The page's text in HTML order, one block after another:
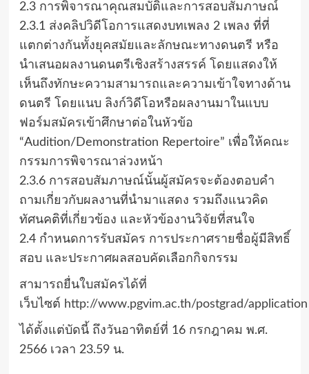
2.3 การพิจารณาคุณสมบัติและการสอบสัมภาษณ์
2.3.1 ส่งคลิปวิดีโอการแสดงบทเพลง 2 เพลง ที่ที่
แตกต่างกันทั้งยุคสมัยและลักษณะทางดนตรี หรือ
นําเสนอผลงานดนตรีเชิงสร้างสรรค์ โดยแสดงให้
เห็นถึงทักษะความสามารถและความเข้าใจทางด้าน
ดนตรี โดยแนบ ลิงก์วิดีโอหรือผลงานมาในแบบ
ฟอร์มสมัครเข้าศึกษาต่อในหัวข้อ
“Audition/Demonstration Repertoire” เพื่อให้คณะ
กรรมการพิจารณาล่วงหน้า
2.3.6 การสอบสัมภาษณ์นั้นผู้สมัครจะต้องตอบคํา
ถามเกี่ยวกับผลงานที่นํามาแสดง รวมถึงแนวคิด
ทัศนคติที่เกี่ยวข้อง และหัวข้องานวิจัยที่สนใจ
2.4 กําหนดการรับสมัคร การประกาศรายชื่อผู้มีสิทธิ์
สอบ และประกาศผลสอบคัดเลือกกิจกรรม
สามารถยื่นใบสมัครได้ที่
เว็บไซต์ http://www.pgvim.ac.th/postgrad/application
ได้ตั้งแต่บัดนี้ ถึงวันอาทิตย์ที่ 16 กรกฎาคม พ.ศ.
2566 เวลา 23.59 น.